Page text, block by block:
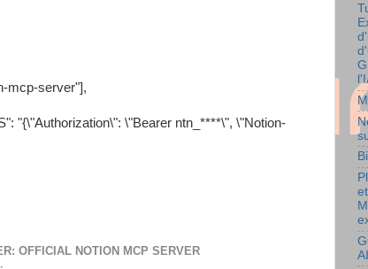
mcp-server"],
\"Bearer ntn_****\", \"Notion-
OFFICIAL NOTION MCP SERVER
AI